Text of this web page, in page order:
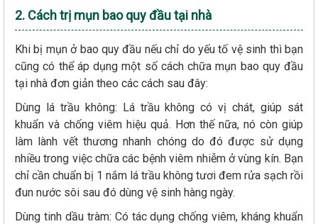
2. Cách trị mụn bao quy đầu tại nhà
Khi bị mụn ở bao quy đầu nếu chỉ do yếu tố vệ sinh thì bạn
cũng có thể áp dụng một số cách chữa mụn bao quy đầu
tại nhà đơn giản theo các cách sau đây:
Dùng lá trầu không: Lá trầu không có vị chát, giúp sát
khuẩn và chống viêm hiệu quả. Hơn thế nữa, nó còn giúp
làm lành vết thương nhanh chóng do đó được sử dụng
nhiều trong việc chữa các bệnh viêm nhiễm ở vùng kín. Bạn
chỉ cần chuẩn bị 1 nắm lá trầu không tươi đem rửa sạch rồi
đun nước sôi sau đó dùng vệ sinh hàng ngày.
Dùng tinh dầu tràm: Có tác dụng chống viêm, kháng khuẩn